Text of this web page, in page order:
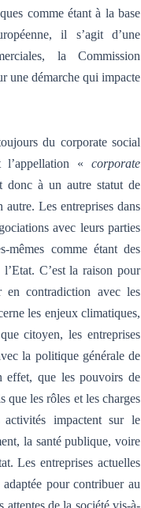
comme étant à la base
il s’agit d’une
la Commission
une démarche qui impacte
du corporate social
l’appellation « corporate
donc à un autre statut de
Les entreprises dans
avec leurs parties
mêmes comme étant des
C’est la raison pour
en contradiction avec les
les enjeux climatiques,
citoyen, les entreprises
la politique générale de
effet, que les pouvoirs de
que les rôles et les charges
activités impactent sur le
la santé publique, voire
Les entreprises actuelles
pour contribuer au
attentes de la société vis-à-